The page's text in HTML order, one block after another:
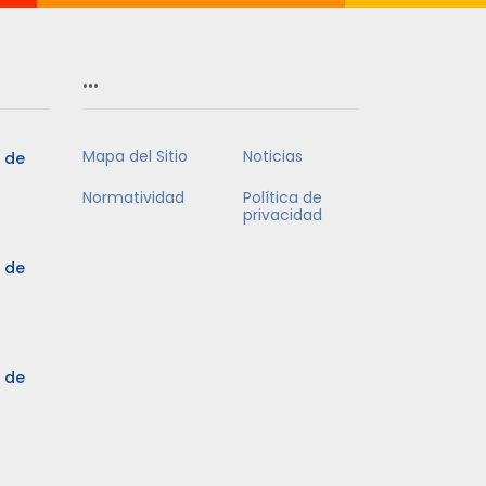
de
de
de
…
Mapa del Sitio
Noticias
Normatividad
Política de
privacidad